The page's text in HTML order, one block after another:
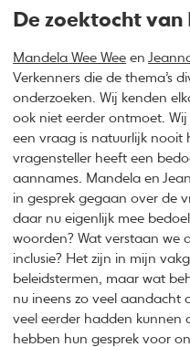
De zoektocht van
Mandela Wee Wee en
Verkenners die de thema’s
onderzoeken. Wij kenden
ook niet eerder ontmoet.
een vraag is natuurlijk nooit
vragensteller heeft een
aannames. Mandela en
in gesprek gegaan over de
daar nu eigenlijk mee
woorden? Wat verstaan we
inclusie? Het zijn in mijn
beleidstermen, maar wat
nu ineens zo veel aandacht
veel eerder hadden kunnen
hebben hun gesprek voor